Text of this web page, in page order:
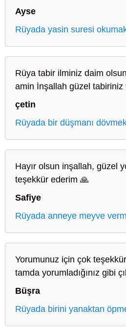
Ayse
Rüyada yasin suresi
Rüya tabir ilminiz daim
amin İnşallah güzel tabiriniz
çetin
Rüyada bir düşmanı
Hayır olsun inşallah, güzel
teşekkür ederim 🙏
Safiye
Rüyada anneye meyve
Yorumunuz için çok
tamda yorumladığınız gibi
Büşra
Rüyada birini yanaktan